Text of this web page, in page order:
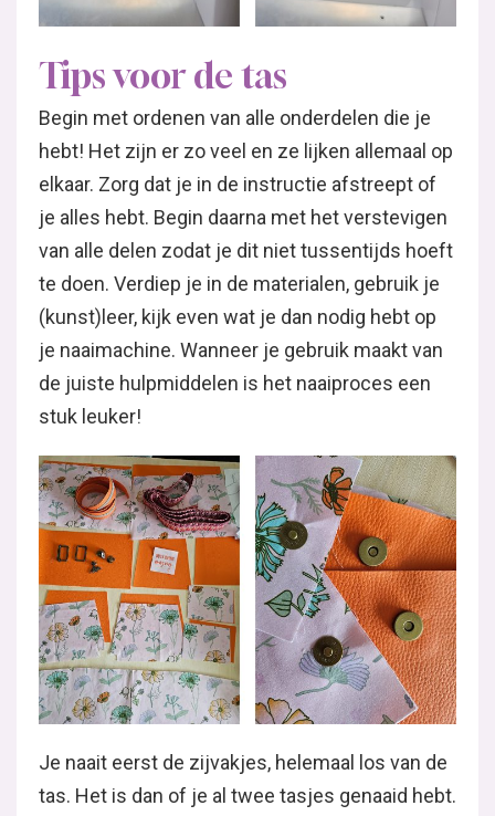
Tips voor de tas
Begin met ordenen van alle onderdelen die je
hebt! Het zijn er zo veel en ze lijken allemaal op
elkaar. Zorg dat je in de instructie afstreept of
je alles hebt. Begin daarna met het verstevigen
van alle delen zodat je dit niet tussentijds hoeft
te doen. Verdiep je in de materialen, gebruik je
(kunst)leer, kijk even wat je dan nodig hebt op
je naaimachine. Wanneer je gebruik maakt van
de juiste hulpmiddelen is het naaiproces een
stuk leuker!
Je naait eerst de zijvakjes, helemaal los van de
tas. Het is dan of je al twee tasjes genaaid hebt.